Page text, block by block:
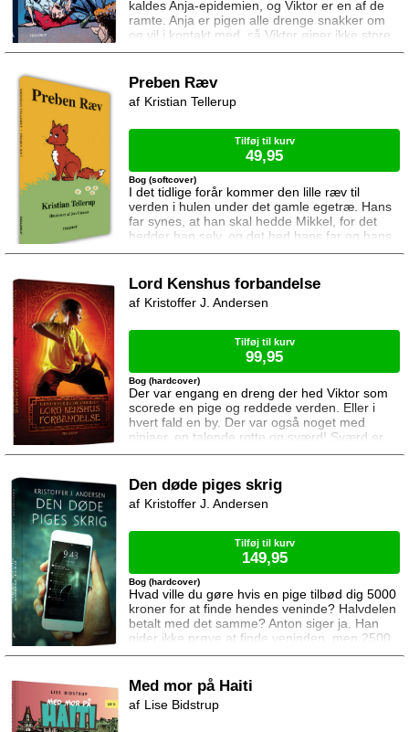
kaldes Anja-epidemien, og Viktor er en af de
ramte. Anja er pigen alle drenge snakker om
og vil i kontakt med, så Viktor øjner ikke store
muligheder for at komme i kontakt med hende.
en af hans venner holder. Drømmepigen
danse. Viktor får dog uventet hjælp af sin
Preben Ræv
I det tidlige forår kommer den lille ræv til
verden i hulen under det gamle egetræ. Hans
far synes, at han skal hedde Mikkel, for det
hedder han selv, og det hed hans far og hans
bedstefar og hans oldefar og hans tip-oldefar
lille rævs mor synes, at det er en dårlig idé:
Preben! Og selvfølgelig får moren sin vilje! O
Bog (softcover)
Kristian Tellerup
Tilføj til kurv
49,95
Lord Kenshus forbandelse
Der var engang en dreng der hed Viktor som
scorede en pige og reddede verden. Eller i
hvert fald en by. Der var også noget med
ninjaer, en talende rotte og sværd! Sværd er
seje! Og han scorede ikke rigtigt hende pigen.
det er noget med ildkugler, stennæver, ninja-
moves, sværd og ... Nej, det er sgu nok lettest
du bare læser den selv! Men den er fed!
Bog (hardcover)
Kristoffer J. Andersen
Tilføj til kurv
99,95
Den døde piges skrig
Hvad ville du gøre hvis en pige tilbød dig 5000
kroner for at finde hendes veninde? Halvdelen
betalt med det samme? Anton siger ja. Han
gider ikke prøve at finde veninden, men 2500
kroner er rigtig mange penge. Hvorfor skulle
det ikke så pænt at Anton snyder. Hun
begynder at sende ham truende beskeder og
ubehagelige billeder. Flere af dem taget i
Bog (hardcover)
Kristoffer J. Andersen
Tilføj til kurv
149,95
Med mor på Haiti
Lise Bidstrup